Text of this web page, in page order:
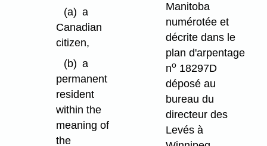
(a) a
Canadian
citizen,
(b) a
permanent
resident
within the
meaning of
the
Manitoba
numérotée et
décrite dans le
plan d'arpentage
no18297D
déposé au
bureau du
directeur des
Levés à